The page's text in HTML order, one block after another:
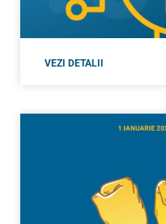
VEZI DETALII